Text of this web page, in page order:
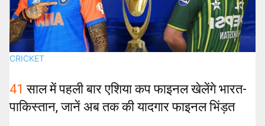
CRICKET
41 साल में पहली बार एशिया कप फाइनल खेलेंगे भारत-
पाकिस्तान, जानें अब तक की यादगार फाइनल भिंड़त